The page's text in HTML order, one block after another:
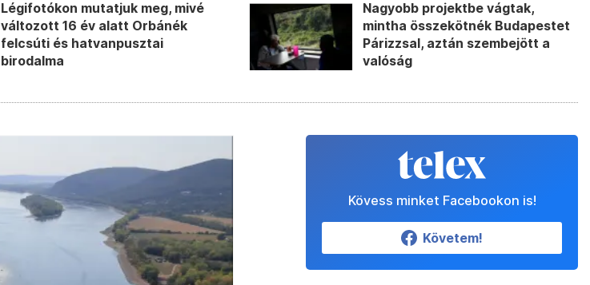
Légifotókon mutatjuk meg, mivé
változott 16 év alatt Orbánék
felcsúti és hatvanpusztai
birodalma
Nagyobb projektbe vágtak,
mintha összekötnék Budapestet
Párizzsal, aztán szembejött a
valóság
Kövess minket Facebookon is!
Követem!